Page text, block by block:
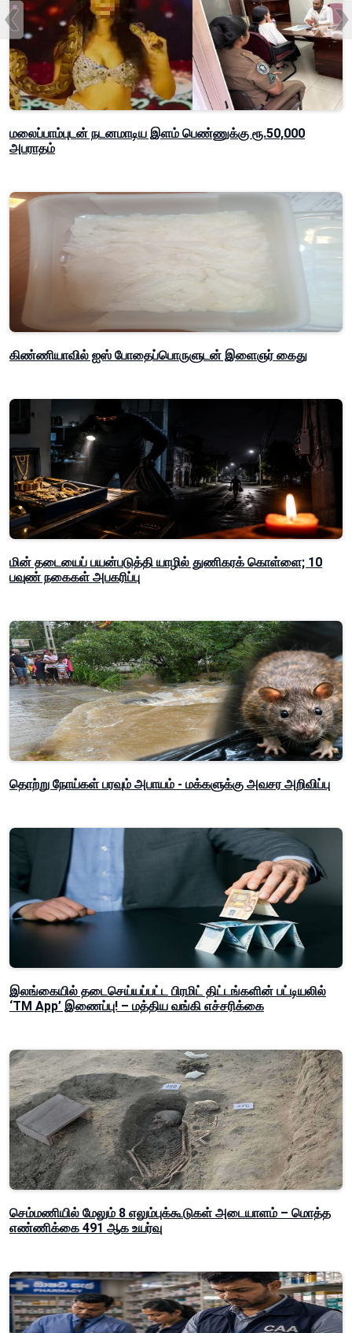
மலைப்பாம்புடன் நடனமாடிய இளம் பெண்ணுக்கு ரூ.50,000
அபராதம்
கிண்ணியாவில் ஐஸ் போதைப்பொருளுடன் இளைஞர் கைது
மின் தடையைப் பயன்படுத்தி யாழில் துணிகரக் கொள்ளை; 10
பவுண் நகைகள் அபகரிப்பு
தொற்று நோய்கள் பரவும் அபாயம் - மக்களுக்கு அவசர அறிவிப்பு
இலங்கையில் தடைசெய்யப்பட்ட பிரமிட் திட்டங்களின் பட்டியலில்
‘TM App’ இணைப்பு! – மத்திய வங்கி எச்சரிக்கை
செம்மணியில் மேலும் 8 எலும்புக்கூடுகள் அடையாளம் – மொத்த
எண்ணிக்கை 491 ஆக உயர்வு